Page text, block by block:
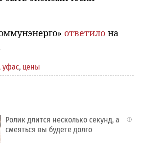
ответило на
уфас, цены
i
Ролик длится несколько секунд, а
смеяться вы будете долго